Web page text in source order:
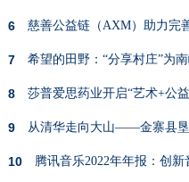
6 慈善公益链（AXM）助力完
7 希望的田野：“分享村庄”为
8 莎普爱思药业开启“艺术+公
9 从清华走向大山——金寨县
的10 腾讯音乐2022年年报：创